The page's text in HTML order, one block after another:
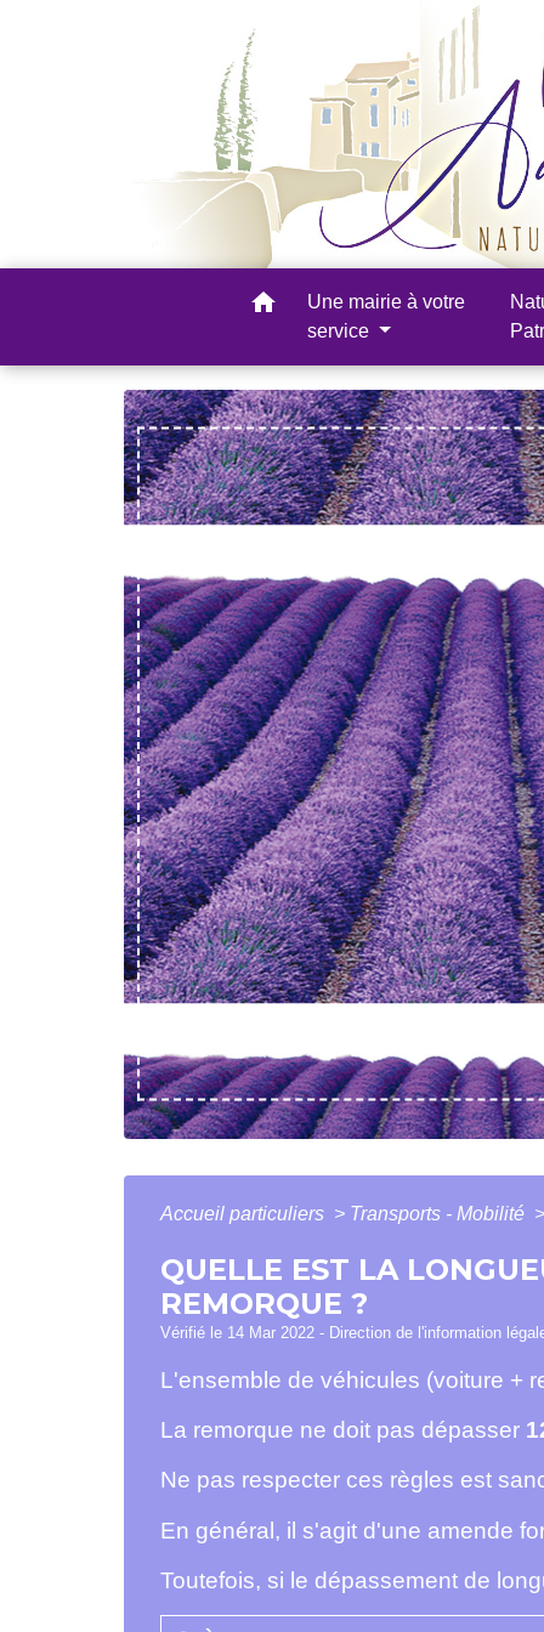
home
Une mairie à votre
service
Accueil particuliers > Transports - Mobilité >
QUELLE EST LA
REMORQUE ?
Vérifié le 14 Mar 2022 - Direction de l'information
L'ensemble de véhicules (voiture +
La remorque ne doit pas dépasser
Ne pas respecter ces règles est
En général, il s'agit d'une amende
Toutefois, si le dépassement de